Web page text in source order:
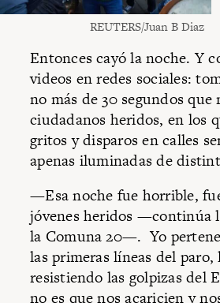
REUTERS/Juan B Diaz
Entonces cayó la noche. Y
videos en redes sociales:
no más de 30 segundos que
ciudadanos heridos, en los
gritos y disparos en calles
apenas iluminadas de
—Esa noche fue horrible,
jóvenes heridos —continúa
la Comuna 20—. Yo
las primeras líneas del paro,
resistiendo las golpizas del
no es que nos acaricien y